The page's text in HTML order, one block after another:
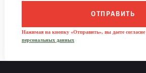
ОТПРАВИТЬ
Нажимая на кнопку «Отправить», вы даете согласие
персональных данных